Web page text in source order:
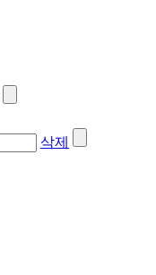
삭제